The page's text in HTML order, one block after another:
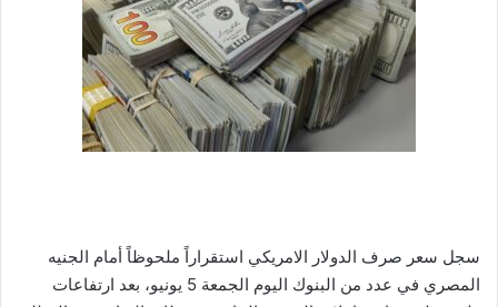
سجل سعر صرف الدولار الامريكي استقراراً ملحوظاً أمام الجنيه
المصري في عدد من البنوك اليوم الجمعة 5 يونيو، بعد ارتفاعات